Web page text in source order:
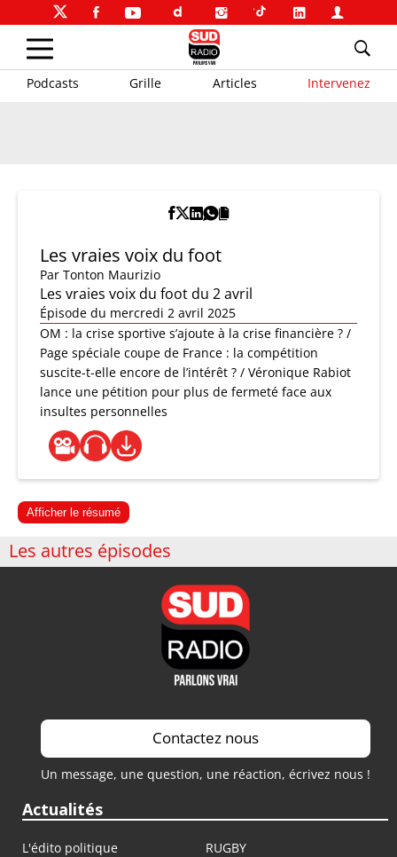
Podcasts Grille Articles Intervenez
Les vraies voix du foot
Par Tonton Maurizio
Les vraies voix du foot du 2 avril
Épisode du mercredi 2 avril 2025
OM : la crise sportive s’ajoute à la crise financière ? /
Page spéciale coupe de France : la compétition
suscite-t-elle encore de l’intérêt ? / Véronique Rabiot
lance une pétition pour plus de fermeté face aux
insultes personnelles
Afficher le résumé
Les autres épisodes
Contactez nous
Un message, une question, une réaction, écrivez nous !
Actualités
L'édito politique
RUGBY